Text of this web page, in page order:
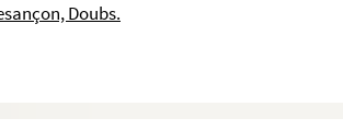
Doubs.
de Besançon au S
au fait de sa suprême juridiction en civil...